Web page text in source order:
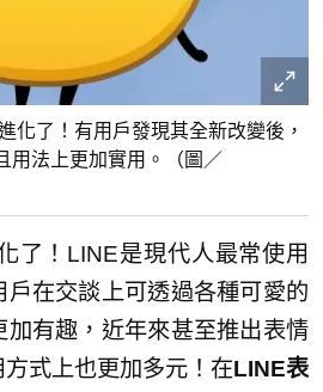
化了！有用戶發現其全新改變後，
用法上更加實用。（圖／
了！LINE是現代人最常使用
戶在交談上可透過各種可愛的
加有趣，近年來甚至推出表情
式上也更加多元！在LINE表